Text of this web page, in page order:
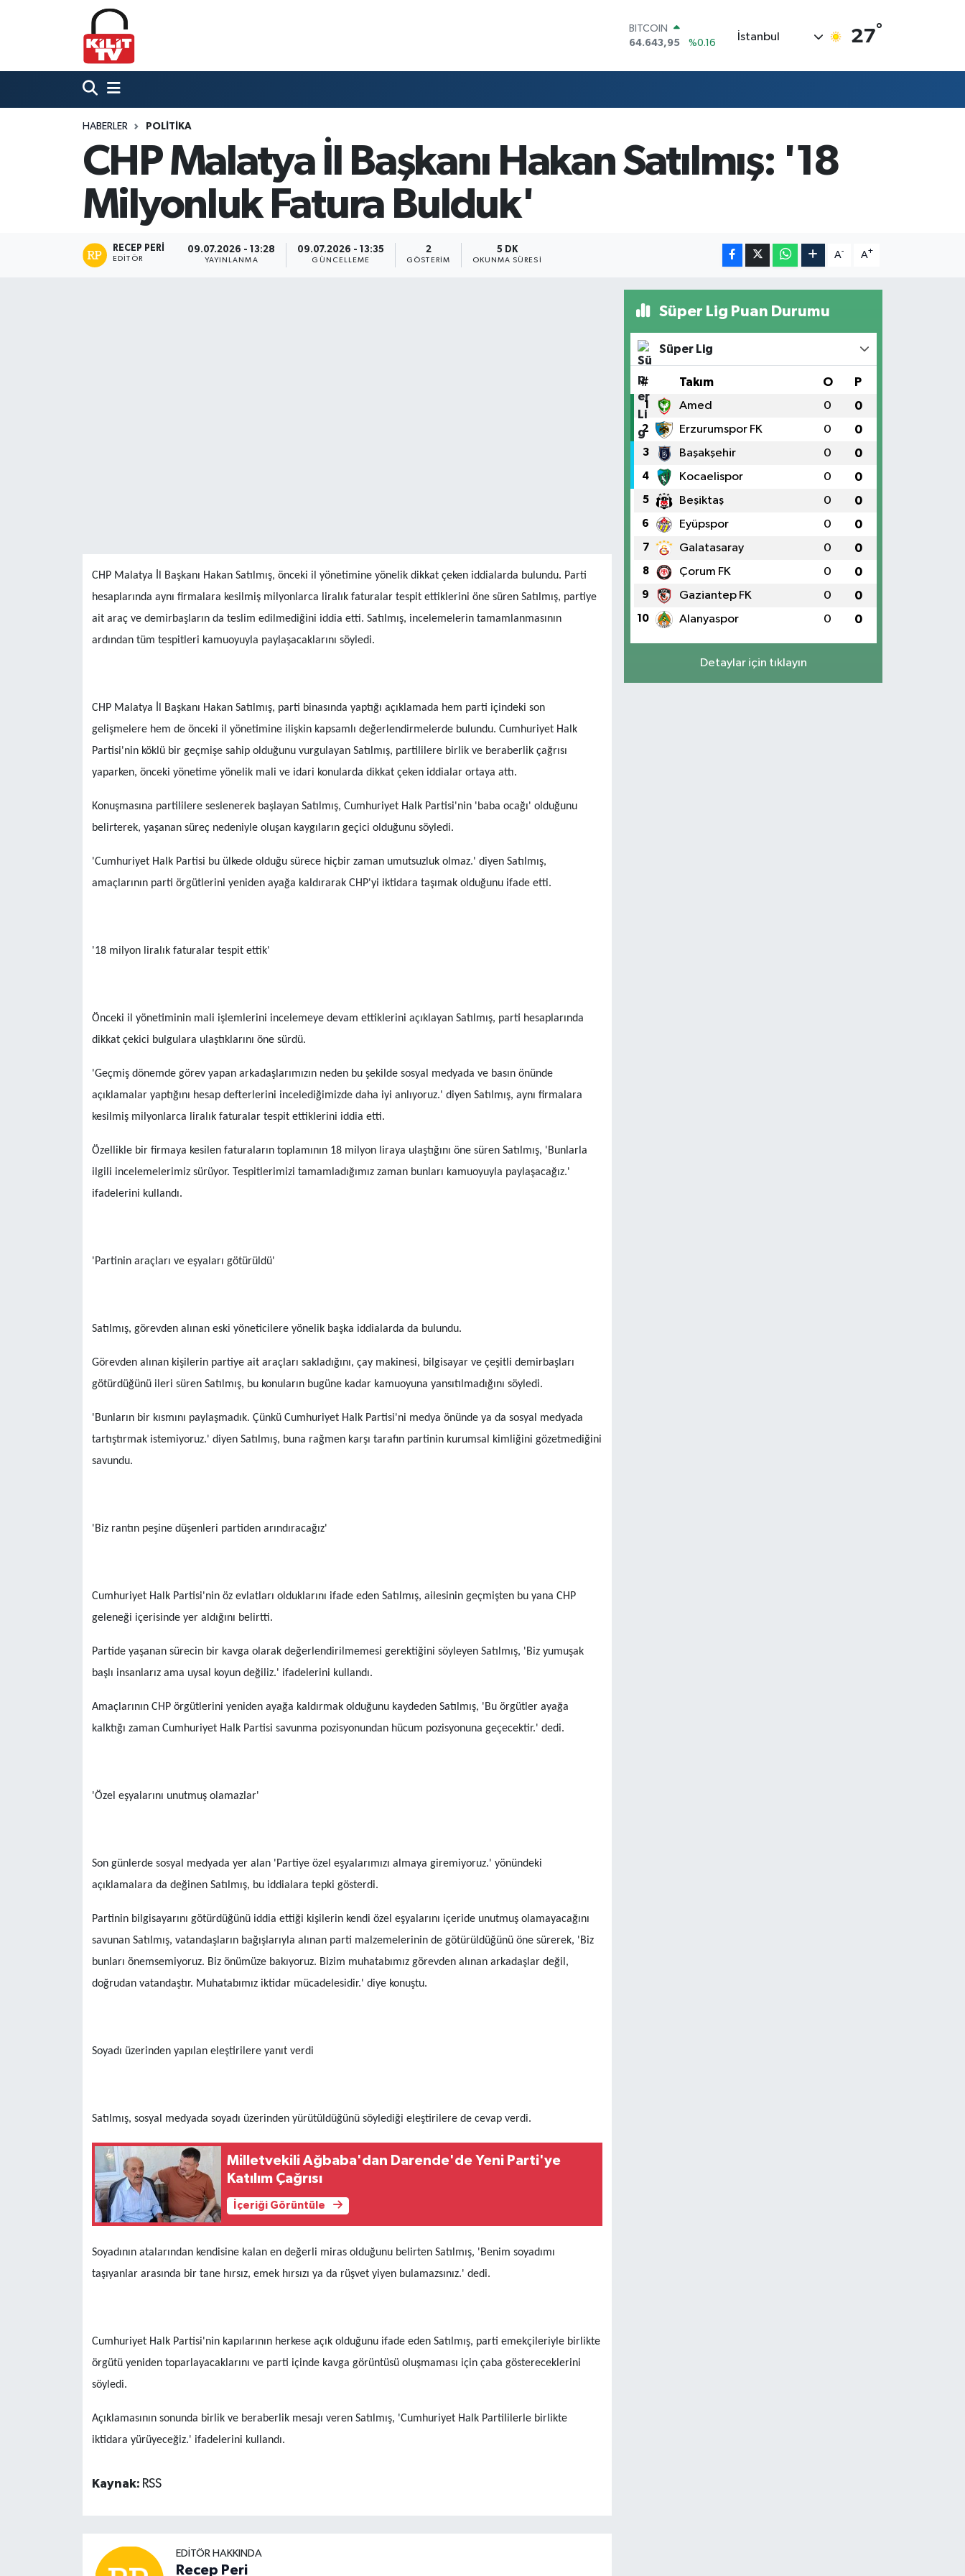
64.643,95
DOLAR
64,2398
%0.2
BİST100
13.799
%70
İstanbul 27°
HABERLER POLITIKA
CHP Malatya İl Başkanı Hakan Satılmış: '18
Milyonluk Fatura Bulduk'
RECEP PERI
EDITÖR
09.07.2026 - 13:28
YAYINLANMA
09.07.2026 - 13:35
GÜNCELLEME
2
GÖSTERIM
5 DK
OKUNMA SÜRESI
A- A+
CHP Malatya İl Başkanı Hakan Satılmış, önceki il yönetimine yönelik dikkat çeken iddialarda bulundu. Parti
hesaplarında aynı firmalara kesilmiş milyonlarca liralık faturalar tespit ettiklerini öne süren Satılmış, partiye
ait araç ve demirbaşların da teslim edilmediğini iddia etti. Satılmış, incelemelerin tamamlanmasının
ardından tüm tespitleri kamuoyuyla paylaşacaklarını söyledi.
CHP Malatya İl Başkanı Hakan Satılmış, parti binasında yaptığı açıklamada hem parti içindeki son
gelişmelere hem de önceki il yönetimine ilişkin kapsamlı değerlendirmelerde bulundu. Cumhuriyet Halk
Partisi'nin köklü bir geçmişe sahip olduğunu vurgulayan Satılmış, partililere birlik ve beraberlik çağrısı
yaparken, önceki yönetime yönelik mali ve idari konularda dikkat çeken iddialar ortaya attı.
Konuşmasına partililere seslenerek başlayan Satılmış, Cumhuriyet Halk Partisi'nin 'baba ocağı' olduğunu
belirterek, yaşanan süreç nedeniyle oluşan kaygıların geçici olduğunu söyledi.
'Cumhuriyet Halk Partisi bu ülkede olduğu sürece hiçbir zaman umutsuzluk olmaz.' diyen Satılmış,
amaçlarının parti örgütlerini yeniden ayağa kaldırarak CHP'yi iktidara taşımak olduğunu ifade etti.
'18 milyon liralık faturalar tespit ettik'
Önceki il yönetiminin mali işlemlerini incelemeye devam ettiklerini açıklayan Satılmış, parti hesaplarında
dikkat çekici bulgulara ulaştıklarını öne sürdü.
'Geçmiş dönemde görev yapan arkadaşlarımızın neden bu şekilde sosyal medyada ve basın önünde
açıklamalar yaptığını hesap defterlerini incelediğimizde daha iyi anlıyoruz.' diyen Satılmış, aynı firmalara
kesilmiş milyonlarca liralık faturalar tespit ettiklerini iddia etti.
Özellikle bir firmaya kesilen faturaların toplamının 18 milyon liraya ulaştığını öne süren Satılmış, 'Bunlarla
ilgili incelemelerimiz sürüyor. Tespitlerimizi tamamladığımız zaman bunları kamuoyuyla paylaşacağız.'
ifadelerini kullandı.
'Partinin araçları ve eşyaları götürüldü'
Satılmış, görevden alınan eski yöneticilere yönelik başka iddialarda da bulundu.
Görevden alınan kişilerin partiye ait araçları sakladığını, çay makinesi, bilgisayar ve çeşitli demirbaşları
götürdüğünü ileri süren Satılmış, bu konuların bugüne kadar kamuoyuna yansıtılmadığını söyledi.
'Bunların bir kısmını paylaşmadık. Çünkü Cumhuriyet Halk Partisi'ni medya önünde ya da sosyal medyada
tartıştırmak istemiyoruz.' diyen Satılmış, buna rağmen karşı tarafın partinin kurumsal kimliğini gözetmediğini
savundu.
'Biz rantın peşine düşenleri partiden arındıracağız'
Cumhuriyet Halk Partisi'nin öz evlatları olduklarını ifade eden Satılmış, ailesinin geçmişten bu yana CHP
geleneği içerisinde yer aldığını belirtti.
Partide yaşanan sürecin bir kavga olarak değerlendirilmemesi gerektiğini söyleyen Satılmış, 'Biz yumuşak
başlı insanlarız ama uysal koyun değiliz.' ifadelerini kullandı.
Amaçlarının CHP örgütlerini yeniden ayağa kaldırmak olduğunu kaydeden Satılmış, 'Bu örgütler ayağa
kalktığı zaman Cumhuriyet Halk Partisi savunma pozisyonundan hücum pozisyonuna geçecektir.' dedi.
'Özel eşyalarını unutmuş olamazlar'
Son günlerde sosyal medyada yer alan 'Partiye özel eşyalarımızı almaya giremiyoruz.' yönündeki
açıklamalara da değinen Satılmış, bu iddialara tepki gösterdi.
Partinin bilgisayarını götürdüğünü iddia ettiği kişilerin kendi özel eşyalarını içeride unutmuş olamayacağını
savunan Satılmış, vatandaşların bağışlarıyla alınan parti malzemelerinin de götürüldüğünü öne sürerek, 'Biz
bunları önemsemiyoruz. Biz önümüze bakıyoruz. Bizim muhatabımız görevden alınan arkadaşlar değil,
doğrudan vatandaştır. Muhatabımız iktidar mücadelesidir.' diye konuştu.
Soyadı üzerinden yapılan eleştirilere yanıt verdi
Satılmış, sosyal medyada soyadı üzerinden yürütüldüğünü söylediği eleştirilere de cevap verdi.
Milletvekili Ağbaba'dan Darende'de Yeni Parti'ye
Katılım Çağrısı
İçeriği Görüntüle
Soyadının atalarından kendisine kalan en değerli miras olduğunu belirten Satılmış, 'Benim soyadımı
taşıyanlar arasında bir tane hırsız, emek hırsızı ya da rüşvet yiyen bulamazsınız.' dedi.
Cumhuriyet Halk Partisi'nin kapılarının herkese açık olduğunu ifade eden Satılmış, parti emekçileriyle birlikte
örgütü yeniden toparlayacaklarını ve parti içinde kavga görüntüsü oluşmaması için çaba göstereceklerini
söyledi.
Açıklamasının sonunda birlik ve beraberlik mesajı veren Satılmış, 'Cumhuriyet Halk Partililerle birlikte
iktidara yürüyeceğiz.' ifadelerini kullandı.
Kaynak: RSS
EDITÖR HAKKINDA
Recep Peri
Süper Lig Puan Durumu
Süper Lig
# Takım O P
1 Amed 0 0
2 Erzurumspor FK 0 0
3 Başakşehir 0 0
4 Kocaelispor 0 0
5 Beşiktaş 0 0
6 Eyüpspor 0 0
7 Galatasaray 0 0
8 Çorum FK 0 0
9 Gaziantep FK 0 0
10 Alanyaspor 0 0
Detaylar için tıklayın
Hava Durumu
Trafik Durumu
Süper Lig Puan Durumu ve Fikstür
Tüm Manşetler
Son Dakika Haberleri